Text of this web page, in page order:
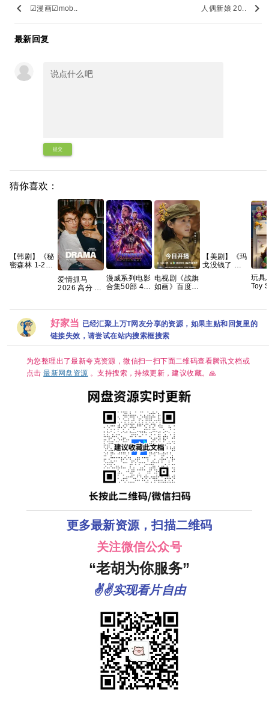
keyboard_arrow_left ☑漫画☑mob.. 人偶新娘 20.. keyboard_arrow_right
最新回复
提交
猜你喜欢：
【韩剧】《秘
密森林 1-2
爱情抓马
2026 高分 爱
漫威系列电影
合集50部 4K
电视剧《战旗
如画》百度云
载
【美剧】《玛
戈没钱了 第
玩具
Toy
奇幻 /
克
好家当 已经汇聚上万T网友分享的资源，如果主贴和回复里的
链接失效，请尝试在站内搜索框搜索
为您整理出了最新夸克资源，微信扫一扫下面二维码查看腾讯文档或
点击最新网盘资源 。支持搜索，持续更新，建议收藏。🙏
更多最新资源，扫描二维码
关注微信公众号
“老胡为你服务”
✌✌实现看片自由